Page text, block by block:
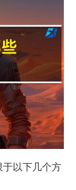
以下几个方